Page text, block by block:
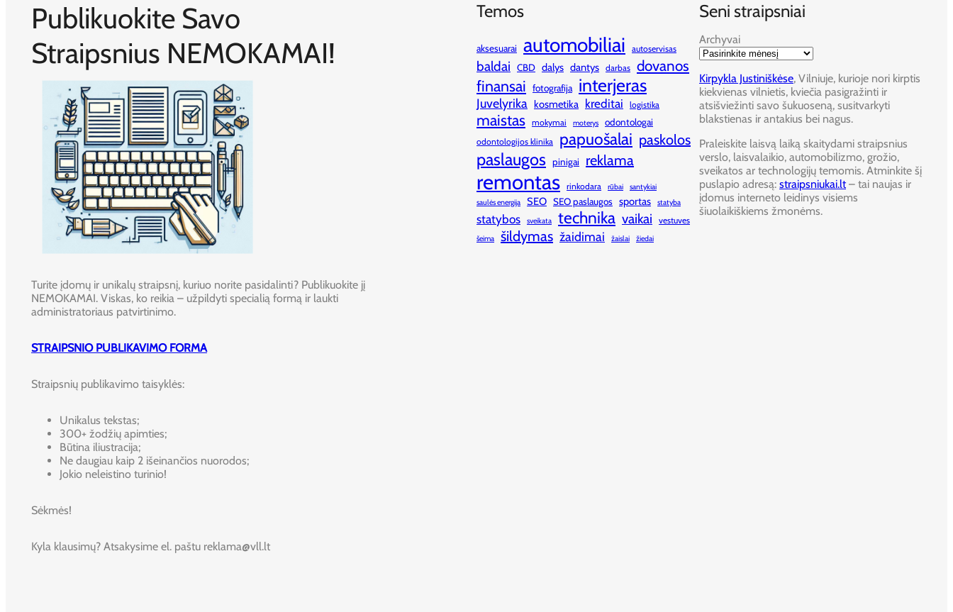
Publikuokite Savo
Straipsnius NEMOKAMAI!
Turite įdomų ir unikalų straipsnį, kuriuo norite pasidalinti? Publikuokite jį
NEMOKAMAI. Viskas, ko reikia – užpildyti specialią formą ir laukti
administratoriaus patvirtinimo.
STRAIPSNIO PUBLIKAVIMO FORMA
Straipsnių publikavimo taisyklės:
Unikalus tekstas;
300+ žodžių apimties;
Būtina iliustracija;
Ne daugiau kaip 2 išeinančios nuorodos;
Jokio neleistino turinio!
Sėkmės!
Kyla klausimų? Atsakysime el. paštu reklama@vll.lt
Temos
aksesuarai automobiliai autoservisas
baldai CBD dalys dantys darbas dovanos
finansai fotografija interjeras
Juvelyrika kosmetika kreditai logistika
maistas mokymai moterys odontologai
odontologijos klinika papuošalai paskolos
paslaugos pinigai reklama
remontas rinkodara rūbai
santykiai
saulės energija
SEO SEO paslaugos sportas statyba
statybos sveikata technika vaikai vestuves
šeima šildymas žaidimai žaislai žiedai
Seni straipsniai
Archyvai
Kirpykla Justiniškėse, Vilniuje, kurioje nori kirptis
kiekvienas vilnietis, kviečia pasigražinti ir
atsišviežinti savo šukuoseną, susitvarkyti
blakstienas ir antakius bei nagus.
Praleiskite laisvą laiką skaitydami straipsnius
verslo, laisvalaikio, automobilizmo, grožio,
sveikatos ar technologijų temomis. Atminkite šį
puslapio adresą: straipsniukai.lt– tai naujas ir
įdomus interneto leidinys visiems
šiuolaikiškiems žmonėms.